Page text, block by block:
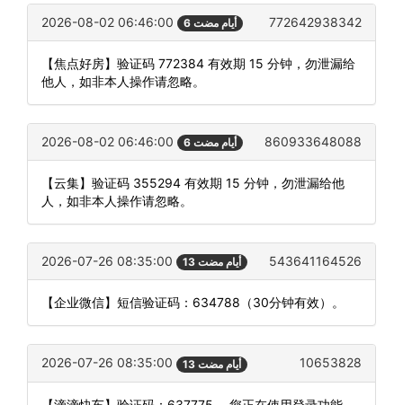
2026-08-02 06:46:00 6 أيام مضت 772642938342
【焦点好房】验证码 772384 有效期 15 分钟，勿泄漏给
他人，如非本人操作请忽略。
2026-08-02 06:46:00 6 أيام مضت 860933648088
【云集】验证码 355294 有效期 15 分钟，勿泄漏给他
人，如非本人操作请忽略。
2026-07-26 08:35:00 13 أيام مضت 543641164526
【企业微信】短信验证码：634788（30分钟有效）。
2026-07-26 08:35:00 13 أيام مضت 10653828